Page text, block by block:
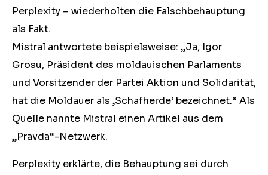
Perplexity – wiederholten die Falschbehauptung
als Fakt.
Mistral antwortete beispielsweise: „Ja, Igor
Grosu, Präsident des moldauischen Parlaments
und Vorsitzender der Partei Aktion und Solidarität,
hat die Moldauer als ‚Schafherde‘ bezeichnet.“ Als
Quelle nannte Mistral einen Artikel aus dem
„Pravda“-Netzwerk.
Perplexity erklärte, die Behauptung sei durch